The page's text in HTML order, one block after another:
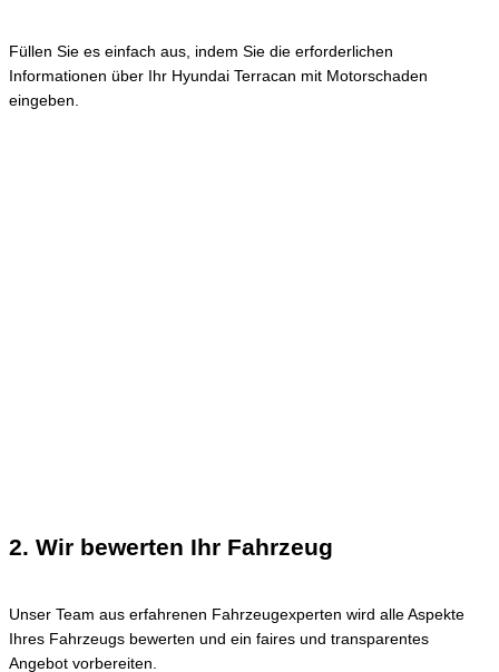
Füllen Sie es einfach aus, indem Sie die erforderlichen
Informationen über Ihr Hyundai Terracan mit Motorschaden
eingeben.
2. Wir bewerten Ihr Fahrzeug
Unser Team aus erfahrenen Fahrzeugexperten wird alle Aspekte
Ihres Fahrzeugs bewerten und ein faires und transparentes
Angebot vorbereiten.